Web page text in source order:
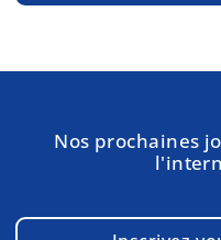
Nos prochaines